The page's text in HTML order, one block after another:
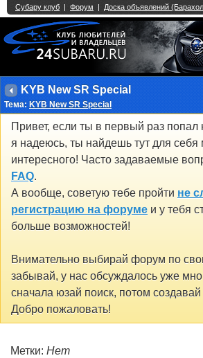
KYB New SR Special
Тема: KYB New SR Special
Привет, если ты в первый раз
я надеюсь, ты найдешь тут для себя
интересного! Часто задаваемые
FAQ.
А вообще, советую тебе пройти не
регистрацию на форуме и у тебя
больше возможностей!
Внимательно выбирай форум по
забывай, у нас обсуждалось уже
сначала юзай поиск, потом
Добро пожаловать!
Метки: Нет
Single Sign On provided by
2 3 4 5 6 7 8 9 10 11 12 13 14 15 16 17 18
27 28 29 30 31 32 33 34 35 36 37 38